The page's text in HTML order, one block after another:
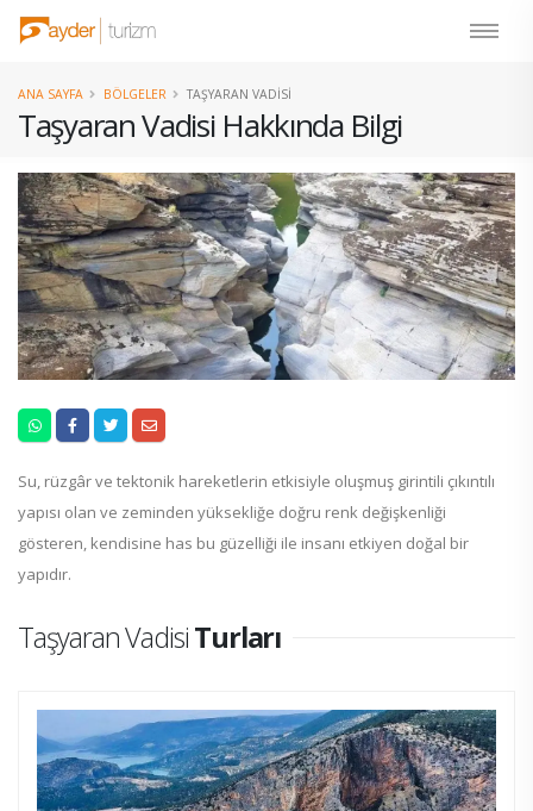
Taşyaran Vadisi Hakkında Bilgi
ANA SAYFA BÖLGELER TAŞYARAN VADISI
Su, rüzgâr ve tektonik hareketlerin etkisiyle oluşmuş girintili çıkıntılı
yapısı olan ve zeminden yüksekliğe doğru renk değişkenliği
gösteren, kendisine has bu güzelliği ile insanı etkiyen doğal bir
yapıdır.
Taşyaran VadisiTurları